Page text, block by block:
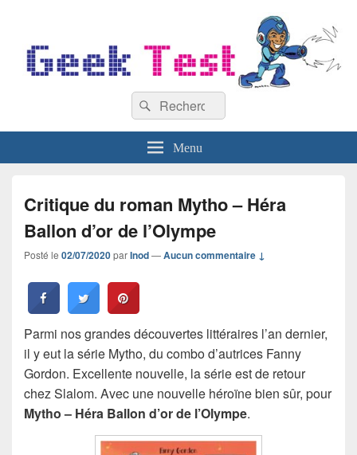
Recherche :
Rechercher
Menu
Critique du roman Mytho – Héra
Ballon d’or de l’Olympe
Posté le 02/07/2020parInod—Aucun commentaire ↓
Parmi nos grandes découvertes littéraires l’an dernier,
il y eut la série Mytho, du combo d’autrices Fanny
Gordon. Excellente nouvelle, la série est de retour
chez Slalom. Avec une nouvelle héroïne bien sûr, pour
Mytho – Héra Ballon d’or de l’Olympe.